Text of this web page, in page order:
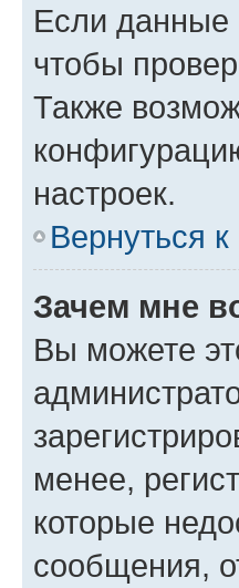
Если данные
чтобы
Также
настроек.
Вернуться
Зачем мне
Вы можете
менее,
которые
сообщения,